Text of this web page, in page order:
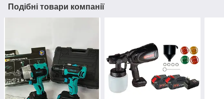
Подібні товари компанії